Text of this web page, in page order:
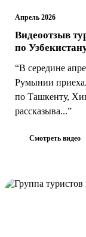
Апрель 2026
Видеоотзыв
по
“В середине
Румынии
по Ташкенту,
рассказыва...”
Смотреть видео